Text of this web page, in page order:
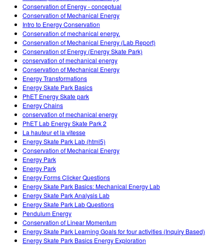
Conservation of Energy - conceptual
Conservation of Mechanical Energy
Intro to Energy Conservation
Conservation of mechanical energy.
Conservation of Mechanical Energy (Lab Report)
Conservation of Energy (Energy Skate Park)
conservation of mechanical energy
Conservation of Mechanical Energy
Energy Transformations
Energy Skate Park Basics
PhET Energy Skate park
Energy Chains
conservation of mechanical energy
PhET Lab Energy Skate Park 2
La hauteur et la vitesse
Energy Skate Park Lab (html5)
Conservation of Mechanical Energy
Energy Park
Energy Park
Energy Forms Clicker Questions
Energy Skate Park Basics: Mechanical Energy Lab
Energy Skate Park Analysis Lab
Energy Skate Park Lab Questions
Pendulum Energy
Conservation of Linear Momentum
Energy Skate Park Learning Goals for four activities (Inquiry Based)
Energy Skate Park Basics Energy Exploration